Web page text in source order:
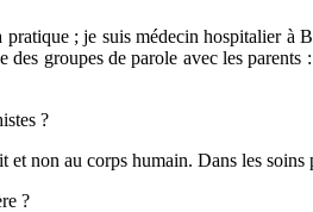
pratique ; je suis médecin hospitalier
groupes de parole avec les
?
et non au corps humain. Dans les
?